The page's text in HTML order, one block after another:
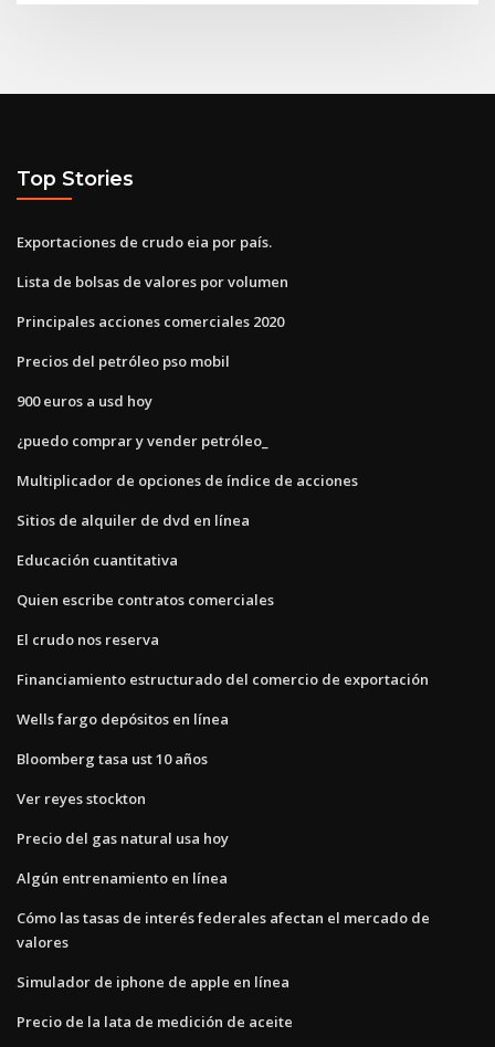
Top Stories
Exportaciones de crudo eia por país.
Lista de bolsas de valores por volumen
Principales acciones comerciales 2020
Precios del petróleo pso mobil
900 euros a usd hoy
¿puedo comprar y vender petróleo_
Multiplicador de opciones de índice de acciones
Sitios de alquiler de dvd en línea
Educación cuantitativa
Quien escribe contratos comerciales
El crudo nos reserva
Financiamiento estructurado del comercio de exportación
Wells fargo depósitos en línea
Bloomberg tasa ust 10 años
Ver reyes stockton
Precio del gas natural usa hoy
Algún entrenamiento en línea
Cómo las tasas de interés federales afectan el mercado de
valores
Simulador de iphone de apple en línea
Precio de la lata de medición de aceite